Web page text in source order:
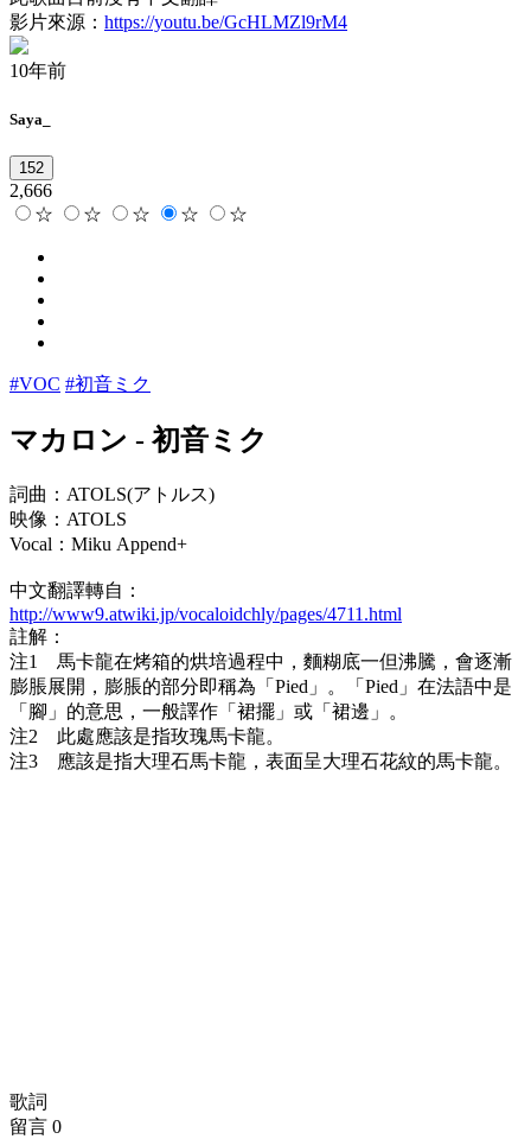
影片來源： https://youtu.be/GcHLMZl9rM4
10年前
Saya_
152
2,666
☆
☆ ☆ ☆ ☆
#VOC #初音ミク
マカロン - 初音ミク
詞曲：ATOLS(アトルス)
映像：ATOLS
Vocal：Miku Append+
中文翻譯轉自：
http://www9.atwiki.jp/vocaloidchly/pages/4711.html
註解：
注1 馬卡龍在烤箱的烘培過程中，麵糊底一但沸騰，會逐漸
膨脹展開，膨脹的部分即稱為「Pied」。「Pied」在法語中是
「腳」的意思，一般譯作「裙擺」或「裙邊」。
注2 此處應該是指玫瑰馬卡龍。
注3 應該是指大理石馬卡龍，表面呈大理石花紋的馬卡龍。
歌詞
留言 0